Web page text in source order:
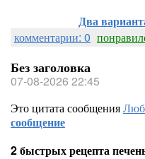
Два
комментарии: 0
Без заголовка
07-08-2026 22:45
Это цитата сообщения
сообщение
2 быстрых рецепта